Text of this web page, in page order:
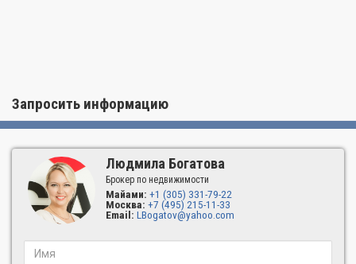
Запросить информацию
Людмила Богатова
Брокер по недвижимости
Майами: +1 (305) 331-79-22
Москва: +7 (495) 215-11-33
Email: LBogatov@yahoo.com